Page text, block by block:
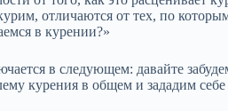
отличаются от тех, по которым
в курении?»
в следующем: давайте
курения в общем и зададим